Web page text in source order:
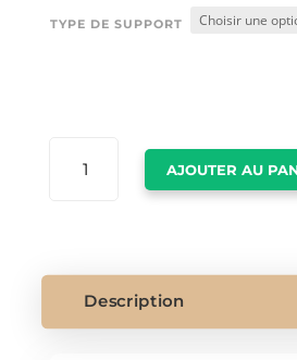
TYPE DE SUPPORT
AJOUTER AU
Description